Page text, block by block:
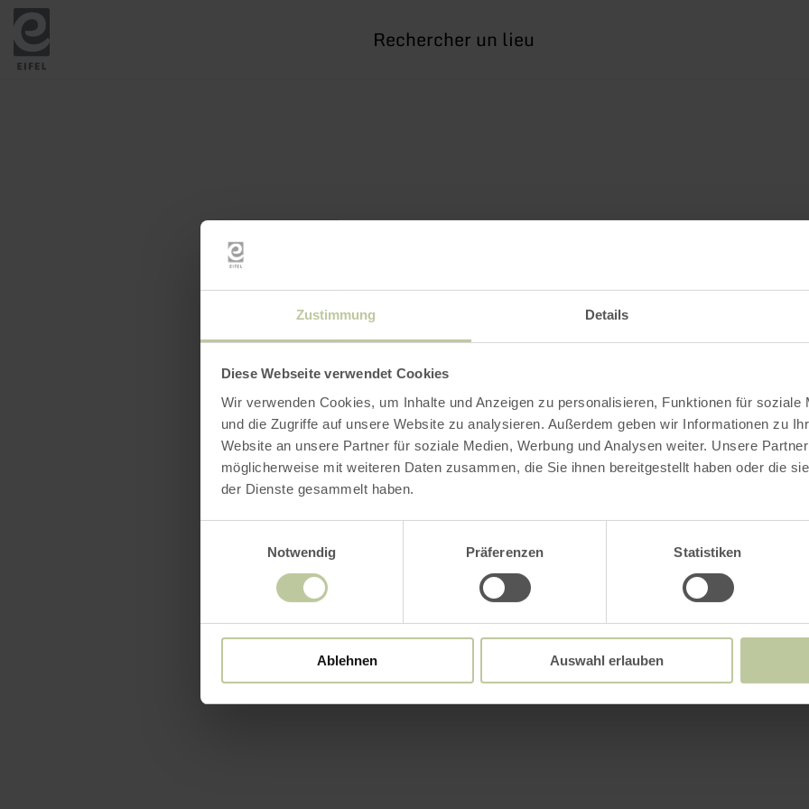
Zustimmung Details
Diese Webseite verwendet Cookies
Wir verwenden Cookies, um Inhalte und Anzeigen zu personalisieren, Funktionen für soziale
und die Zugriffe auf unsere Website zu analysieren. Außerdem geben wir Informationen zu
Website an unsere Partner für soziale Medien, Werbung und Analysen weiter. Unsere
möglicherweise mit weiteren Daten zusammen, die Sie ihnen bereitgestellt haben oder die
der Dienste gesammelt haben.
Notwendig
Präferenzen Statistiken
Ablehnen Auswahl erlauben
recherche